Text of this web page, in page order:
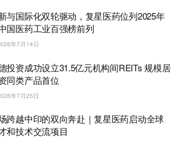
与国际化双轮驱动，复星医药位列2025年
国医药工业百强榜前列
年7月14日
投资成功设立31.5亿元机构间REITs 规模居
同类产品首位
年7月25日
跨越中印的双向奔赴｜复星医药启动全球
和技术交流项目